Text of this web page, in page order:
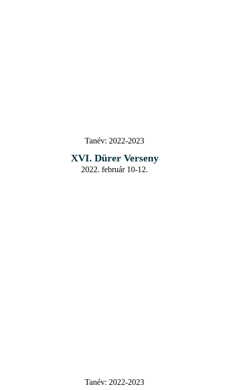
Tanév: 2022-2023
XVI. Dürer Verseny
2022. február 10-12.
Tanév: 2022-2023